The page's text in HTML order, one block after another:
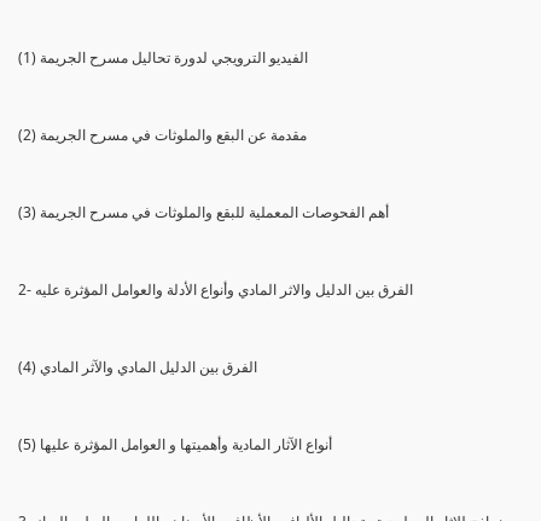
(1) الفيديو الترويجي لدورة تحاليل مسرح الجريمة
(2) مقدمة عن البقع والملوثات في مسرح الجريمة
(3) أهم الفحوصات المعملية للبقع والملوثات في مسرح الجريمة
2- الفرق بين الدليل والاثر المادي وأنواع الأدلة والعوامل المؤثرة عليه
(4) الفرق بين الدليل المادي والآثر المادي
(5) أنواع الآثار المادية وأهميتها و العوامل المؤثرة عليها